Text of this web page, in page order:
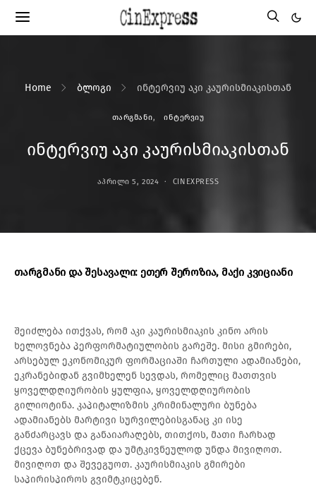
Home ბლოგი ინტერვიუ აკი კაურისმიაკისთან
ᲗᲐᲠᲒᲛᲐᲜᲘ ᲘᲜᲢᲔᲠᲕᲘᲣ
ინტერვიუ აკი კაურისმიაკისთან
ᲐᲞᲠᲘᲚᲘ 5, 2024 CINEXPRESS
თარგმანი და შესავალი: ეთერ შეროზია, მაქი კვიციანი
შეიძლება ითქვას, რომ აკი კაურისმიაკის კინო არის
ხელოვნება პერფორმატიულობის გარეშე. მისი გმირები,
არსებულ ეკონომიკურ ფორმაციაში ჩართული ადამიანები,
ეკრანებიდან გვიმხელენ სევდას, რომელიც მათთვის
ყოველდღიურობის ყულფია, ყოველდღიურობის
გილიოტინა. კაპიტალიზმის კრიმინალური ბუნება
ადამიანებს მარტივი სურვილებისგანაც კი ისე
განძარცავს და განაიარაღებს, თითქოს, მათი ჩარხად
ქცევა ბუნებრივად და უმტკივნეულოდ უნდა მივიღოთ.
მივიღოთ და შევეგუოთ. კაურისმიაკის გმირები
საპირისპიროს გვიმტკიცებენ.